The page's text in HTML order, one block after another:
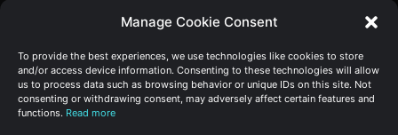
Manage Cookie Consent
To provide the best experiences, we use technologies like cookies to store
and/or access device information. Consenting to these technologies will allow
us to process data such as browsing behavior or unique IDs on this site. Not
consenting or withdrawing consent, may adversely affect certain features and
functions. Read more
Γενική Διεύθυνση Ανάπτυξης
Υπουργείο Οικονομικών | Κυπριακή Δημοκρατία
Ιστ: